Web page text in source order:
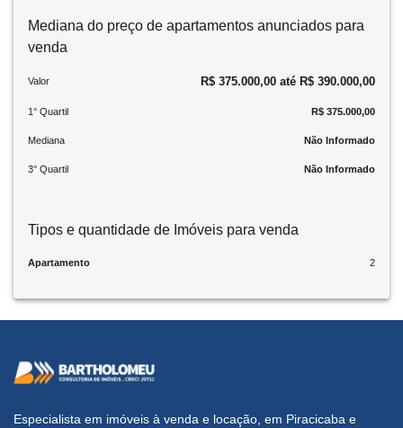
Mediana do preço de apartamentos anunciados para
venda
Valor R$ 375.000,00 até R$ 390.000,00
1° Quartil R$ 375.000,00
Mediana Não Informado
3° Quartil Não Informado
Tipos e quantidade de Imóveis para venda
Apartamento 2
Especialista em imóveis à venda e locação, em Piracicaba e